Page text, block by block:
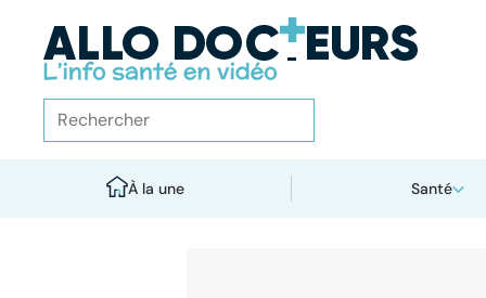
À la une Santé